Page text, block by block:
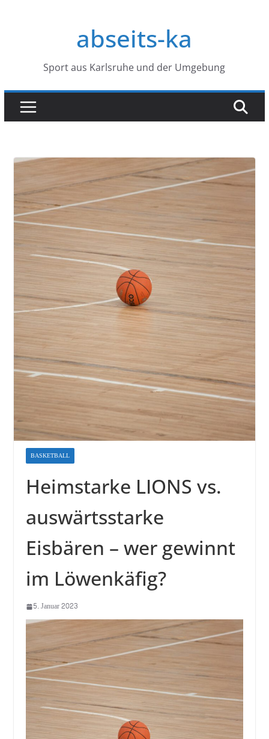
abseits-ka
Sport aus Karlsruhe und der Umgebung
BASKETBALL
Heimstarke LIONS vs.
auswärtsstarke
Eisbären – wer gewinnt
im Löwenkäfig?
5. Januar 2023